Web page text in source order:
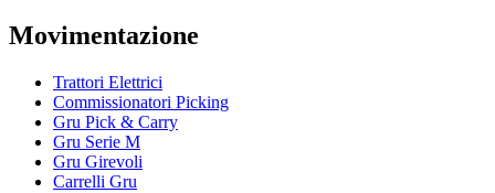
Movimentazione
Trattori Elettrici
Commissionatori Picking
Gru Pick & Carry
Gru Serie M
Gru Girevoli
Carrelli Gru